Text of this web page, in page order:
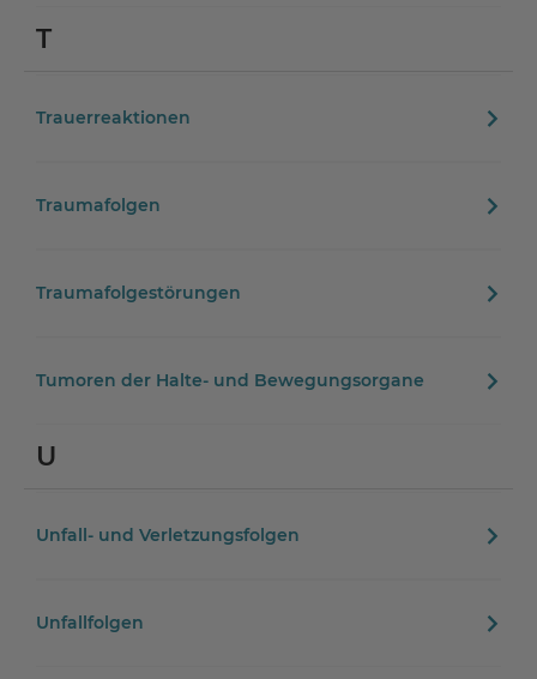
T
Trauerreaktionen
Traumafolgen
Traumafolgestörungen
Tumoren der Halte- und Bewegungsorgane
U
Unfall- und Verletzungsfolgen
Unfallfolgen